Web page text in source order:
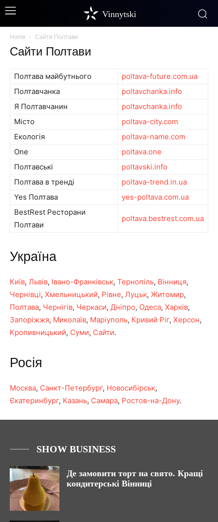
Vinnytski
Home Сайти Полтави
Сайти Полтави
Полтава майбутнього
poltava-future.com.ua
Полтавчанка
poltavchanka.info
Я Полтавчанин
poltavchanka.info
Місто
poltava-city.com
Екологія
poltava-name.com
One
poltava.one
Полтавські
poltavski.info
Полтава в тренді
poltava-trend.in.ua
Yes Полтава
yes-poltava.com.ua
BestRest Ресторани
Полтави
poltava.bestrest.com.ua
Україна
Київ, Львів, Івано-Франківськ, Тернопіль, Вінниця,
Чернівці, Хмельницький, Рівне, Луцьк, Житомир,
Полтава, Чернігів, Черкаси, Дніпро, Одеса, Харків,
Запоріжжя, Миколаїв, Маріуполь, Кривий Ріг, Херсон,
Кропивницький, Суми, Сайти.
Росія
Москва, Санкт-Петербург, Новосибірськ,
Єкатеринбург, Казань, Самара, Ростов-на-Дону.
SHOW BUSINESS
Де замовити торт на свято. Кращі
кондитерські Вінниці